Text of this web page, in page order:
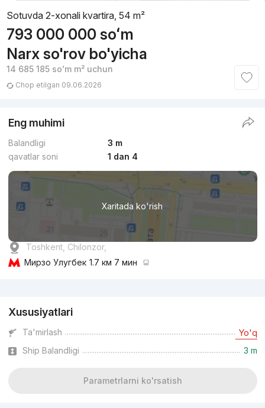
Sotuvda 2-xonali kvartira, 54 m²
793 000 000 soʻm
Narx so'rov bo'yicha
14 685 185 soʻmm² uchun
Chop etilgan 09.06.2026
Eng muhimi
Balandligi
3 m
qavatlar soni
1 dan 4
Xaritada ko'rish
Toshkent, Chilonzor,
Мирзо Улугбек 1.7 км 7 мин
Xususiyatlari
Ta'mirlash Yo'q
Ship Balandligi 3 m
Parametrlarni ko'rsatish